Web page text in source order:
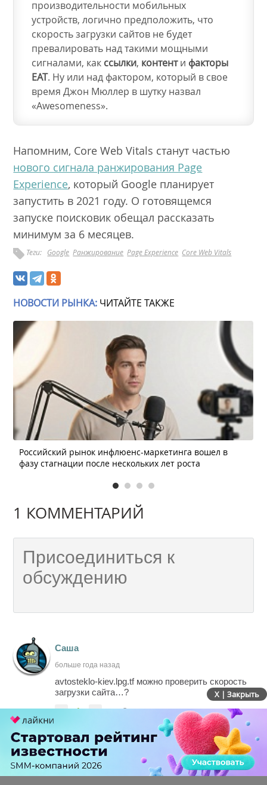
производительности мобильных
устройств, логично предположить, что
скорость загрузки сайтов не будет
превалировать над такими мощными
сигналами, как ссылки, контенти факторы
EAT. Ну или над фактором, который в свое
время Джон Мюллер в шутку назвал
«Awesomeness».
Напомним, Core Web Vitals станут частью
нового сигнала ранжирования Page
Experience, который Google планирует
запустить в 2021 году. О готовящемся
запуске поисковик обещал рассказать
минимум за 6 месяцев.
Теги: Google Ранжирование Page Experience Core Web Vitals
НОВОСТИ РЫНКА: ЧИТАЙТЕ ТАКЖЕ
Российский рынок инфлюенс-маркетинга вошел в
фазу стагнации после нескольких лет роста
1 КОММЕНТАРИЙ
Саша
больше года назад
avtosteklo-kiev.lpg.tf можно проверить скорость
загрузки сайта…?
- 1 + Ответить
X | Закрыть